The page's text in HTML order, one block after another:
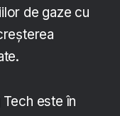
de gaze cu
este în